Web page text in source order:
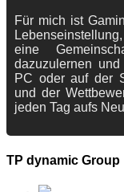
Für mich ist
eine
dazuzulernen
PC oder auf der
und der
jeden Tag aufs
TP dynamic Group